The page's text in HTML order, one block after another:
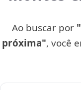
Ao buscar por
próxima", você